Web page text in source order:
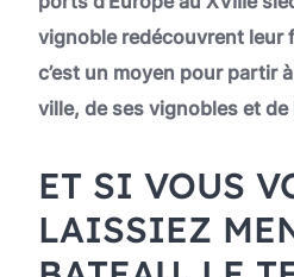
vignoble redécouvrent leur
c’est un moyen pour partir
ville, de ses vignobles et de
ET SI VOUS
LAISSIEZ